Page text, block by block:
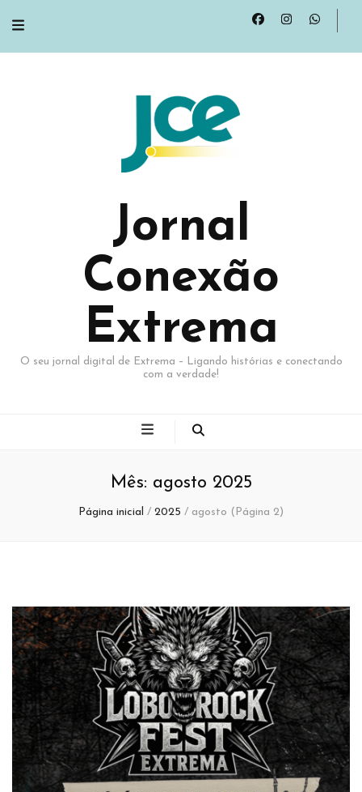
Jornal
Conexão
Extrema
O seu jornal digital de Extrema – Ligando histórias e conectando
com a verdade!
Mês: agosto 2025
Página inicial / 2025 / agosto (Página 2)